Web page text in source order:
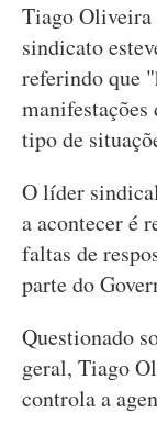
Tiago Oliveira
sindicato
referindo que
manifestações
tipo de
O líder
a acontecer é
faltas de
parte do
Questionado
geral, Tiago
controla a